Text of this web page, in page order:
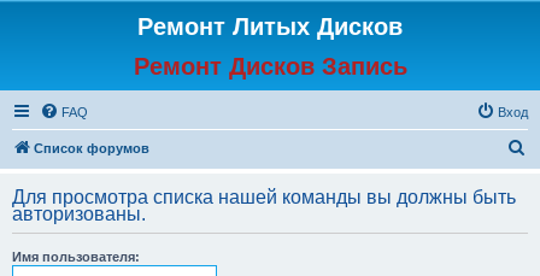
Ремонт Литых Дисков
Ремонт Дисков Запись
FAQ Вход
Список форумов
с
Для просмотра списка нашей команды вы должны быть
авторизованы.
Имя пользователя: